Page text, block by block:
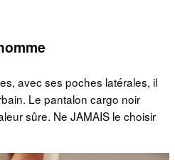
avec ses poches latérales, il
Le pantalon cargo noir
sûre. Ne JAMAIS le choisir